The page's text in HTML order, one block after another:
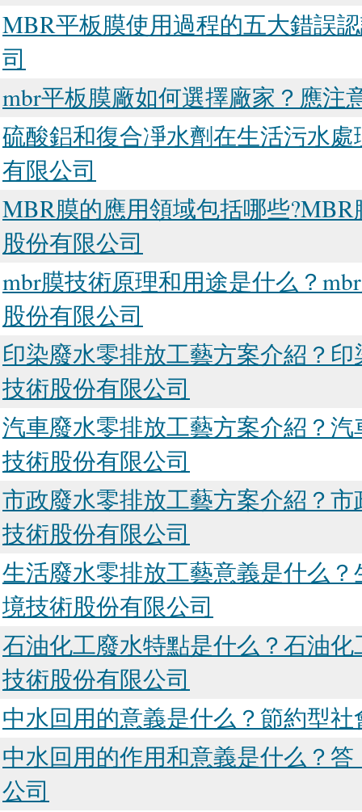
MBR平板膜使用過程的五大錯誤
司
mbr平板膜廠如何選擇廠家？應注
硫酸鋁和復合凈水劑在生活污水
有限公司
MBR膜的應用領域包括哪些
股份有限公司
mbr膜技術原理和用途是什么？
股份有限公司
印染廢水零排放工藝方案介紹？
技術股份有限公司
汽車廢水零排放工藝方案介紹？
技術股份有限公司
市政廢水零排放工藝方案介紹？
技術股份有限公司
生活廢水零排放工藝意義是什么
境技術股份有限公司
石油化工廢水特點是什么？石油
技術股份有限公司
中水回用的意義是什么？節約型
中水回用的作用和意義是什么？
公司